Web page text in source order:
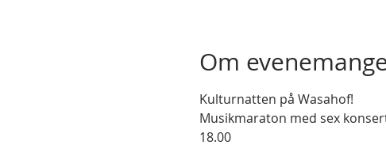
Om
Kulturnatten på Wasahof!
Musikmaraton med sex
18.00